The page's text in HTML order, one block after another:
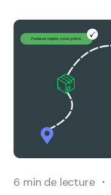
6 min de lecture